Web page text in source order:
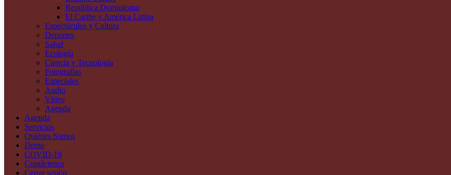
República Dominicana
El Caribe y América Latina
Espectáculos y Cultura
Deportes
Salud
Ecología
Ciencia y Tecnología
Fotografías
Especiales
Audio
Vídeo
Agenda
Agenda
Servicios
Quiénes Somos
Demo
COVID-19
Contáctenos
Cerrar sesión